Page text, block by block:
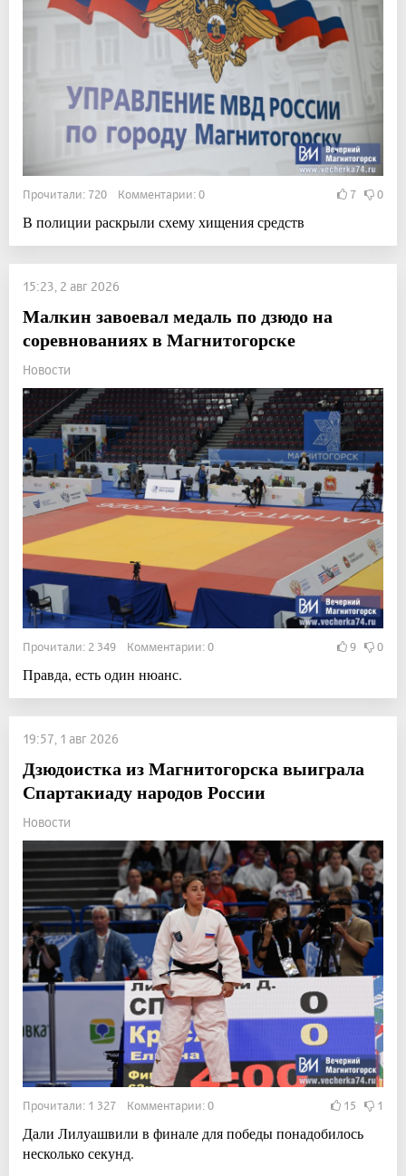
Прочитали: 720 Комментарии: 0 7 0
В полиции раскрыли схему хищения средств
15:23, 2 авг 2026
Малкин завоевал медаль по дзюдо на
соревнованиях в Магнитогорске
Новости
Прочитали: 2 349 Комментарии: 0 9 0
Правда, есть один нюанс.
19:57, 1 авг 2026
Дзюдоистка из Магнитогорска выиграла
Спартакиаду народов России
Новости
Прочитали: 1 327 Комментарии: 0 15 1
Дали Лилуашвили в финале для победы понадобилось
несколько секунд.